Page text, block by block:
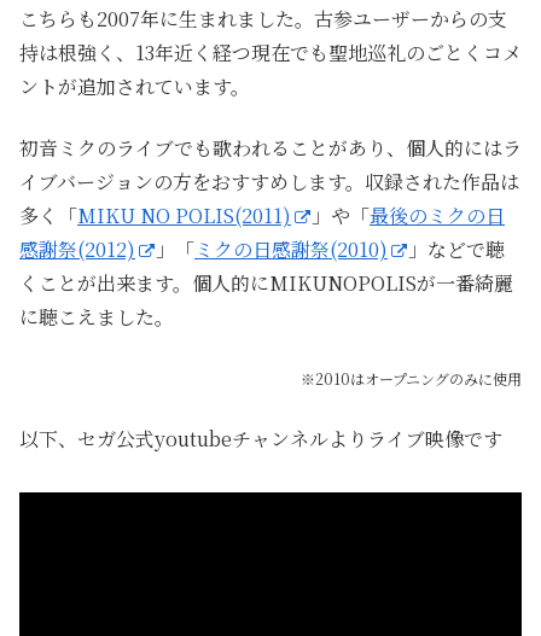
こちらも2007年に生まれました。古参ユーザーからの支
持は根強く、13年近く経つ現在でも聖地巡礼のごとくコメ
ントが追加されています。
初音ミクのライブでも歌われることがあり、個人的にはラ
イブバージョンの方をおすすめします。収録された作品は
多く「MIKU NO POLIS(2011) 」や「最後のミクの日
感謝祭(2012)
」「ミクの日感謝祭(2010)
」などで聴
くことが出来ます。個人的にMIKUNOPOLISが一番綺麗
に聴こえました。
※2010はオープニングのみに使用
以下、セガ公式youtubeチャンネルよりライブ映像です